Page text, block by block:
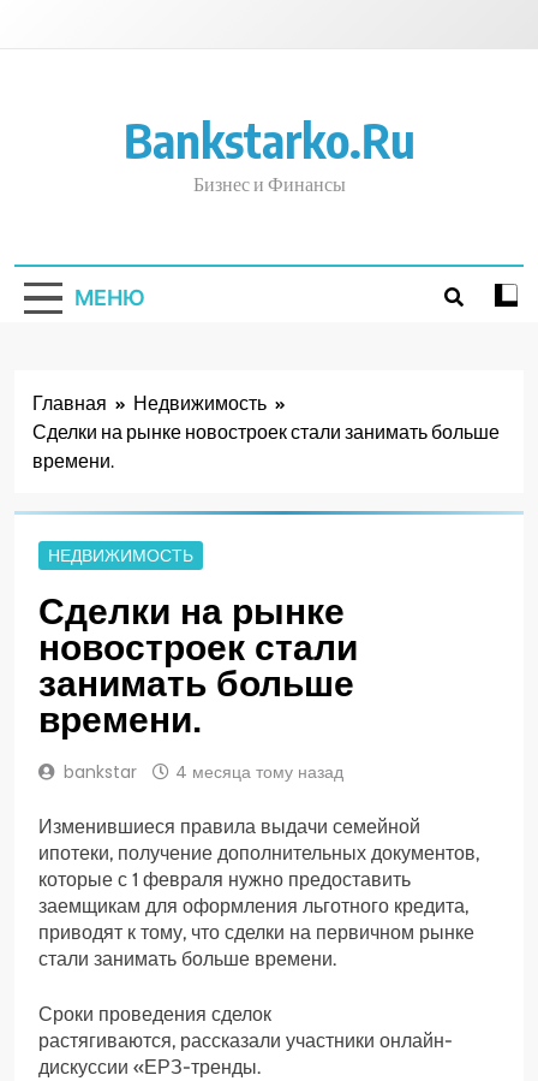
Bankstarko.ru
Бизнес и Финансы
МЕНЮ
Главная
Недвижимость
Сделки на рынке новостроек стали занимать больше
времени.
НЕДВИЖИМОСТЬ
Сделки на рынке
новостроек стали
занимать больше
времени.
bankstar 4 месяца тому назад
Изменившиеся правила выдачи семейной
ипотеки, получение дополнительных документов,
которые с 1 февраля нужно предоставить
заемщикам для оформления льготного кредита,
приводят к тому, что сделки на первичном рынке
стали занимать больше времени.
Сроки проведения сделок
растягиваются, рассказали участники онлайн-
дискуссии «ЕРЗ-тренды.